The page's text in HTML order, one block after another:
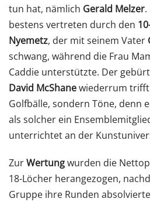
tun hat, nämlich Gerald Melzer
bestens vertreten durch den
Nyemetz, der mit seinem Vater
schwang, während die Frau
Caddie unterstützte. Der
David McShanewiederrum
Golfbälle, sondern Töne, denn
als solcher ein
unterrichtet an der
ZurWertungwurden die
18-Löcher herangezogen,
Gruppe ihre Runden